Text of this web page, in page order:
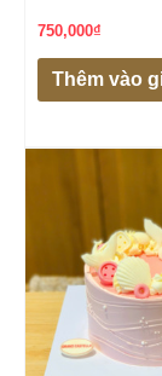
750,000₫
Thêm vào